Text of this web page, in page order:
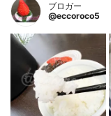
ブロガー
@eccoroco5